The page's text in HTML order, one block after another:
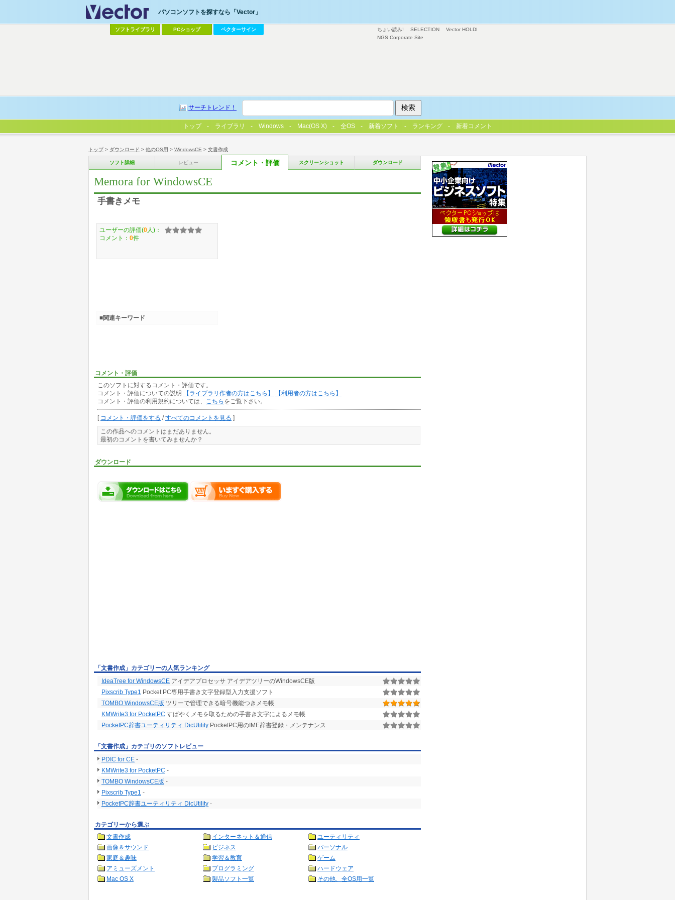
トップ> ダウンロード > 他のOS用 > WindowsCE > 文書作成
ソフト詳細 レビュー コメント・評価 スクリーンショット ダウンロード
Memora for WindowsCE
手書きメモ
コメント・評価
このソフトに対するコメント・評価です。
コメント・評価についての説明
【ライブラリ作者の方はこちら】
【利用者の方はこちら】
コメント・評価の利用規約については、
こちら をご覧下さい。
[ コメント・評価をする /すべてのコメントを見る ]
この作品へのコメントはまだありません。
最初のコメントを書いてみませんか？
ダウンロード
ユーザーの評価(0 人)：
コメント： 0件
■関連キーワード
「文書作成」カテゴリーの人気ランキング
IdeaTree for WindowsCE アイデアプロセッサ アイデアツリーのWindowsCE版
Pixscrib Type1 Pocket PC専用手書き文字登録型入力支援ソフト
TOMBO WindowsCE版 ツリーで管理できる暗号機能つきメモ帳
KMWrite3 for PocketPC すばやくメモを取るための手書き文字によるメモ帳
PocketPC辞書ユーティリティ DicUtility PocketPC用のIME辞書登録・メンテナンス
「文書作成」カテゴリのソフトレビュー
PDIC for CE -
KMWrite3 for PocketPC -
TOMBO WindowsCE版 -
Pixscrib Type1 -
PocketPC辞書ユーティリティ DicUtility -
カテゴリーから選ぶ
文書作成
インターネット＆通信
ユーティリティ
画像＆サウンド
ビジネス
パーソナル
家庭＆趣味
学習＆教育
ゲーム
アミューズメント
プログラミング
ハードウェア
Mac OS X
製品ソフト一覧 その他、全OS用一覧
ちょい読み! SELECTION
Vector HOLDI
NGS Corporate Site
パソコンソフトを探すなら「Vector」
ソフトライブラリ PCショップ ベクターサイン
サーチトレンド！
トップ ライブラリ Windows Mac(OS X) 全OS 新着ソフト ランキング 新着コメント